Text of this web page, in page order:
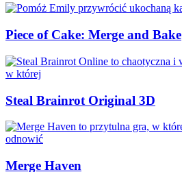
Piece of Cake: Merge and Bake
Steal Brainrot Original 3D
Merge Haven